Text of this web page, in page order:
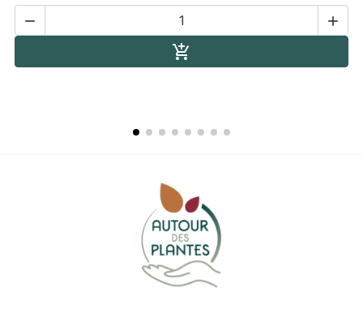
 
